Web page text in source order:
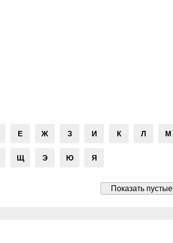
Е Ж З И К Л М
Щ Э Ю Я
Показать пустые